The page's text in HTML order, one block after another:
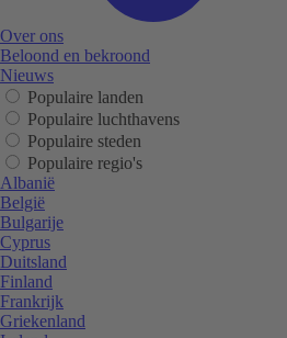
Over ons
Beloond en bekroond
Nieuws
Populaire landen
Populaire luchthavens
Populaire steden
Populaire regio's
Albanië
België
Bulgarije
Cyprus
Duitsland
Finland
Frankrijk
Griekenland